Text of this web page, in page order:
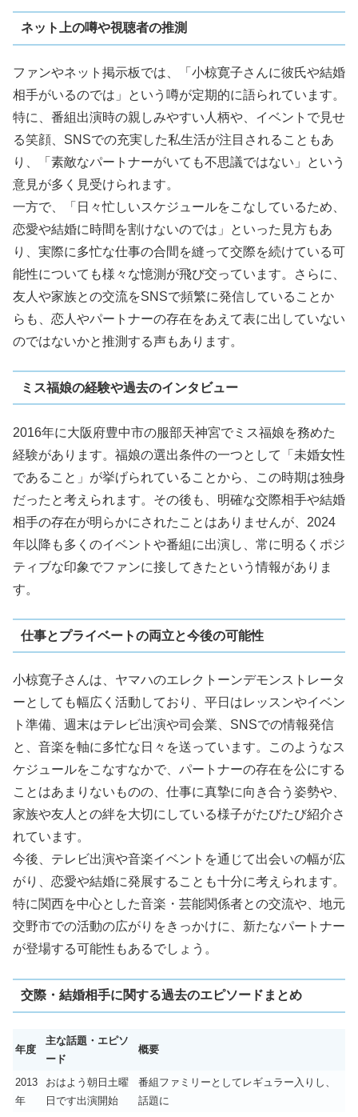
ネット上の噂や視聴者の推測
ファンやネット掲示板では、「小椋寛子さんに彼氏や結婚
相手がいるのでは」という噂が定期的に語られています。
特に、番組出演時の親しみやすい人柄や、イベントで見せ
る笑顔、SNSでの充実した私生活が注目されることもあ
り、「素敵なパートナーがいても不思議ではない」という
意見が多く見受けられます。
一方で、「日々忙しいスケジュールをこなしているため、
恋愛や結婚に時間を割けないのでは」といった見方もあ
り、実際に多忙な仕事の合間を縫って交際を続けている可
能性についても様々な憶測が飛び交っています。さらに、
友人や家族との交流をSNSで頻繁に発信していることか
らも、恋人やパートナーの存在をあえて表に出していない
のではないかと推測する声もあります。
ミス福娘の経験や過去のインタビュー
2016年に大阪府豊中市の服部天神宮でミス福娘を務めた
経験があります。福娘の選出条件の一つとして「未婚女性
であること」が挙げられていることから、この時期は独身
だったと考えられます。その後も、明確な交際相手や結婚
相手の存在が明らかにされたことはありませんが、2024
年以降も多くのイベントや番組に出演し、常に明るくポジ
ティブな印象でファンに接してきたという情報がありま
す。
仕事とプライベートの両立と今後の可能性
小椋寛子さんは、ヤマハのエレクトーンデモンストレータ
ーとしても幅広く活動しており、平日はレッスンやイベン
ト準備、週末はテレビ出演や司会業、SNSでの情報発信
と、音楽を軸に多忙な日々を送っています。このようなス
ケジュールをこなすなかで、パートナーの存在を公にする
ことはあまりないものの、仕事に真摯に向き合う姿勢や、
家族や友人との絆を大切にしている様子がたびたび紹介さ
れています。
今後、テレビ出演や音楽イベントを通じて出会いの幅が広
がり、恋愛や結婚に発展することも十分に考えられます。
特に関西を中心とした音楽・芸能関係者との交流や、地元
交野市での活動の広がりをきっかけに、新たなパートナー
が登場する可能性もあるでしょう。
交際・結婚相手に関する過去のエピソードまとめ
年度
主な話題・エピソ
ード
概要
2013
年
おはよう朝日土曜
日です出演開始
番組ファミリーとしてレギュラー入りし、
話題に